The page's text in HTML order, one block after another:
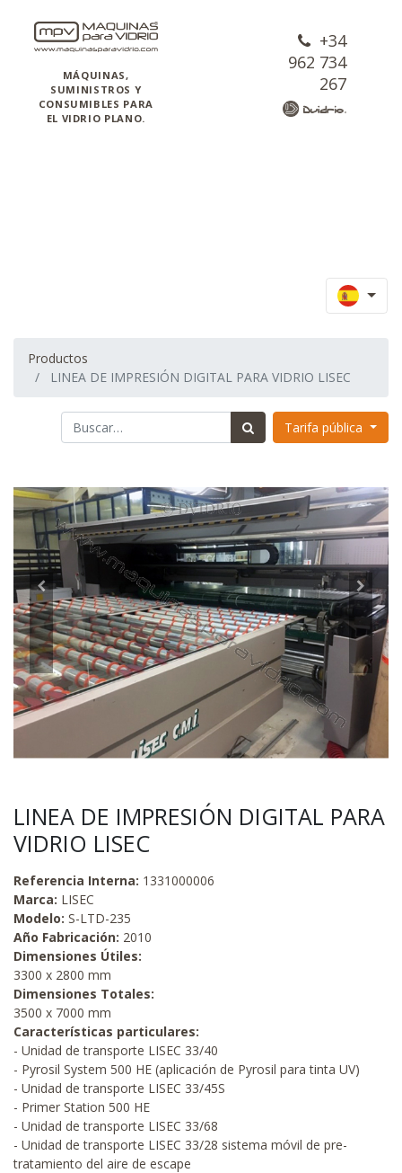
MÁQUINAS,
SUMINISTROS Y
CONSUMIBLES PARA
EL VIDRIO PLANO.
+34
962 734
267
Productos
LINEA DE IMPRESIÓN DIGITAL PARA VIDRIO LISEC
Tarifa pública
LINEA DE IMPRESIÓN DIGITAL PARA
VIDRIO LISEC
Referencia Interna: 1331000006
Marca: LISEC
Modelo: S-LTD-235
Año Fabricación: 2010
Dimensiones Útiles:
3300 x 2800 mm
Dimensiones Totales:
3500 x 7000 mm
Características particulares:
- Unidad de transporte LISEC 33/40
- Pyrosil System 500 HE (aplicación de Pyrosil para tinta UV)
- Unidad de transporte LISEC 33/45S
- Primer Station 500 HE
- Unidad de transporte LISEC 33/68
- Unidad de transporte LISEC 33/28 sistema móvil de pre-
tratamiento del aire de escape